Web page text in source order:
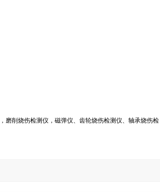
，磨削烧伤检测仪，磁弹仪、齿轮烧伤检测仪、轴承烧伤检